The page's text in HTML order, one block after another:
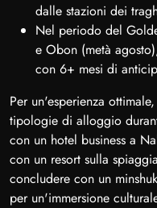
dalle stazioni dei
Nel periodo del
e Obon (metà
con 6+ mesi di
Per un'esperienza
tipologie di alloggio
con un hotel business a
con un resort sulla
concludere con un
per un'immersione